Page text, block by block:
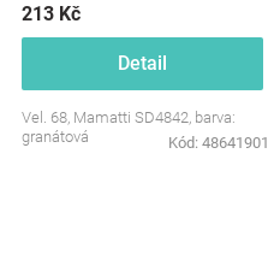
213 Kč
Detail
Vel. 68, Mamatti SD4842, barva:
granátová
Kód: 48641901